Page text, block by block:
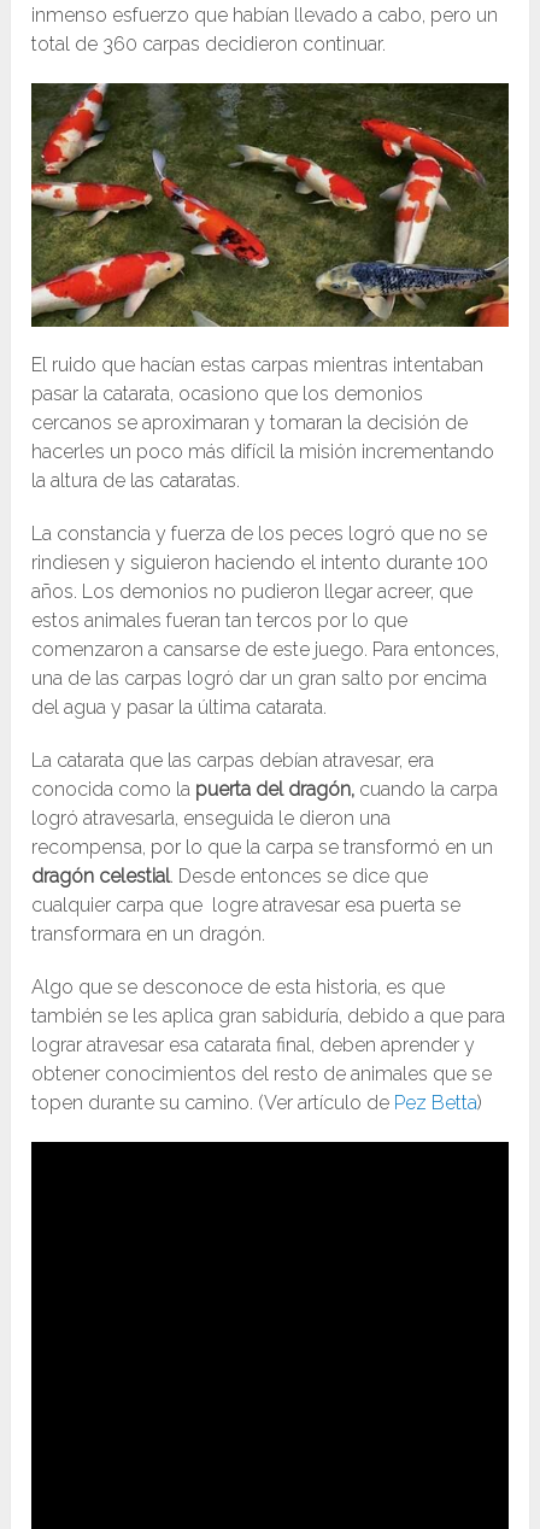
inmenso esfuerzo que habían llevado a cabo, pero un
total de 360 carpas decidieron continuar.
El ruido que hacían estas carpas mientras intentaban
pasar la catarata, ocasiono que los demonios
cercanos se aproximaran y tomaran la decisión de
hacerles un poco más difícil la misión incrementando
la altura de las cataratas.
La constancia y fuerza de los peces logró que no se
rindiesen y siguieron haciendo el intento durante 100
años. Los demonios no pudieron llegar acreer, que
estos animales fueran tan tercos por lo que
comenzaron a cansarse de este juego. Para entonces,
una de las carpas logró dar un gran salto por encima
del agua y pasar la última catarata.
La catarata que las carpas debían atravesar, era
conocida como la puerta del dragón, cuando la carpa
logró atravesarla, enseguida le dieron una
recompensa, por lo que la carpa se transformó en un
dragón celestial. Desde entonces se dice que
cualquier carpa que logre atravesar esa puerta se
transformara en un dragón.
Algo que se desconoce de esta historia, es que
también se les aplica gran sabiduría, debido a que para
lograr atravesar esa catarata final, deben aprender y
obtener conocimientos del resto de animales que se
topen durante su camino. (Ver artículo de Pez Betta)